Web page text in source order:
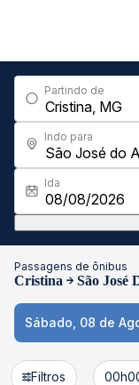
Partindo de
Indo para
Ida
Passagens de ônibus
Cristina São José
Sábado, 08 de
Filtros